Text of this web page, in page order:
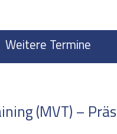
Weitere Termine
(MVT) –